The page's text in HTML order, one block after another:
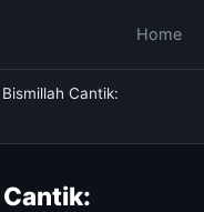
Home
Cantik: